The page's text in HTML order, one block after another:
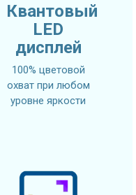
Квантовый
LED
дисплей
100% цветовой
охват при любом
уровне яркости